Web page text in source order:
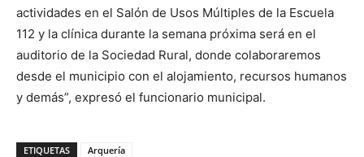
actividades en el Salón de Usos Múltiples de la Escuela
112 y la clínica durante la semana próxima será en el
auditorio de la Sociedad Rural, donde colaboraremos
desde el municipio con el alojamiento, recursos humanos
y demás”, expresó el funcionario municipal.
ETIQUETAS Arquería